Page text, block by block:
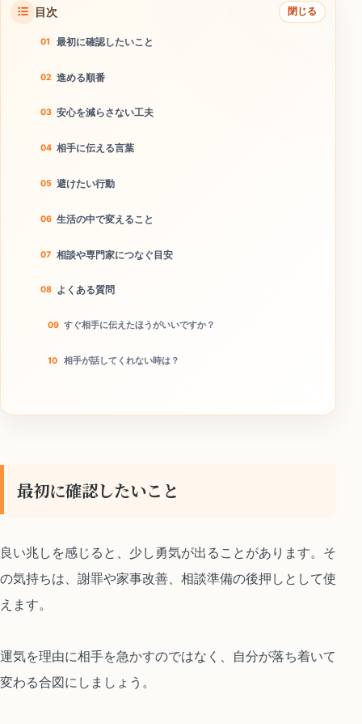
目次 閉じる
最初に確認したいこと
進める順番
安心を減らさない工夫
相手に伝える言葉
避けたい行動
生活の中で変えること
相談や専門家につなぐ目安
よくある質問
すぐ相手に伝えたほうがいいですか？
相手が話してくれない時は？
最初に確認したいこと
良い兆しを感じると、少し勇気が出ることがあります。そ
の気持ちは、謝罪や家事改善、相談準備の後押しとして使
えます。
運気を理由に相手を急かすのではなく、自分が落ち着いて
変わる合図にしましょう。